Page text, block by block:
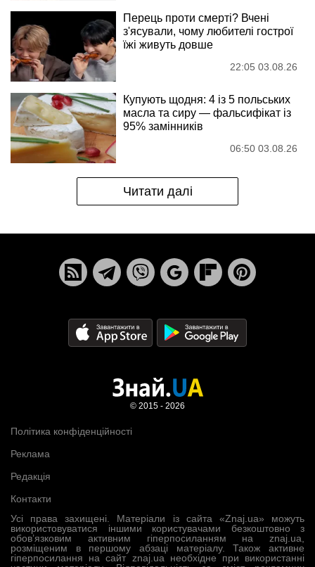
Перець проти смерті? Вчені
з'ясували, чому любителі гострої
їжі живуть довше
22:05 03.08.26
Купують щодня: 4 із 5 польських
масла та сиру — фальсифікат із
95% замінників
06:50 03.08.26
Читати далі
Усі права захищені. Матеріали із сайта «Znaj.ua» можуть
використовуватися іншими користувачами безкоштовно з
обов’язковим активним гіперпосиланням на znaj.ua,
розміщеним в першому абзаці матеріалу. Також активне
гіперпосилання на сайт znaj.ua необхідне при використанні
Політика конфіденційності
Реклама
Редакція
Контакти
© 2015 - 2026